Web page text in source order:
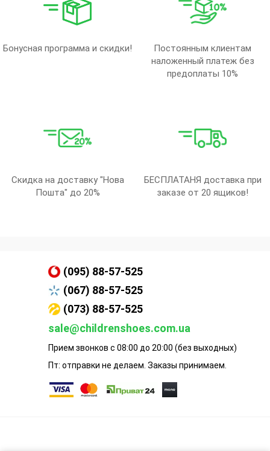
Бонусная программа и скидки!
Постоянным клиентам
наложенный платеж без
предоплаты 10%
Скидка на доставку "Нова
Пошта" до 20%
БЕСПЛАТАНЯ доставка при
заказе от 20 ящиков!
(095) 88-57-525
(067) 88-57-525
(073) 88-57-525
sale@childrenshoes.com.ua
Прием звонков с 08:00 до 20:00 (без выходных)
Пт: отправки не делаем. Заказы принимаем.